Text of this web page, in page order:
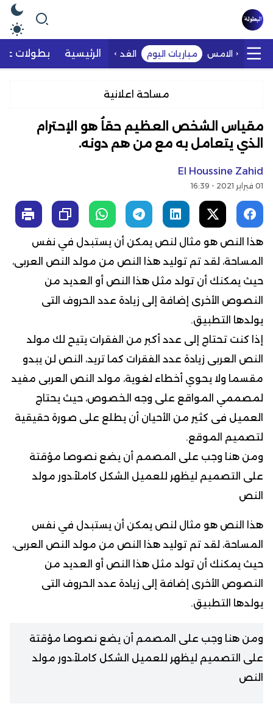
الامس مباريات اليوم الغد الرئيسية بطولات
مساحة اعلانية
مقياس الشخص العظيم حقاُ هو الإحترام
الذي يتعامل به مع من هم دونه.
El Houssine Zahid
01 فبراير 2021 - 16:39
هذا النص هو مثال لنص يمكن أن يستبدل في نفس
المساحة، لقد تم توليد هذا النص من مولد النص العربى،
حيث يمكنك أن تولد مثل هذا النص أو العديد من
النصوص الأخرى إضافة إلى زيادة عدد الحروف التى
يولدها التطبيق.
إذا كنت تحتاج إلى عدد أكبر من الفقرات يتيح لك مولد
النص العربى زيادة عدد الفقرات كما تريد، النص لن يبدو
مقسما ولا يحوي أخطاء لغوية، مولد النص العربى مفيد
لمصممي المواقع على وجه الخصوص، حيث يحتاج
العميل فى كثير من الأحيان أن يطلع على صورة حقيقية
لتصميم الموقع.
ومن هنا وجب على المصمم أن يضع نصوصا مؤقتة
على التصميم ليظهر للعميل الشكل كاملاً،دور مولد
النص
هذا النص هو مثال لنص يمكن أن يستبدل في نفس
المساحة، لقد تم توليد هذا النص من مولد النص العربى،
حيث يمكنك أن تولد مثل هذا النص أو العديد من
النصوص الأخرى إضافة إلى زيادة عدد الحروف التى
يولدها التطبيق.
ومن هنا وجب على المصمم أن يضع نصوصا مؤقتة
على التصميم ليظهر للعميل الشكل كاملاً،دور مولد
النص